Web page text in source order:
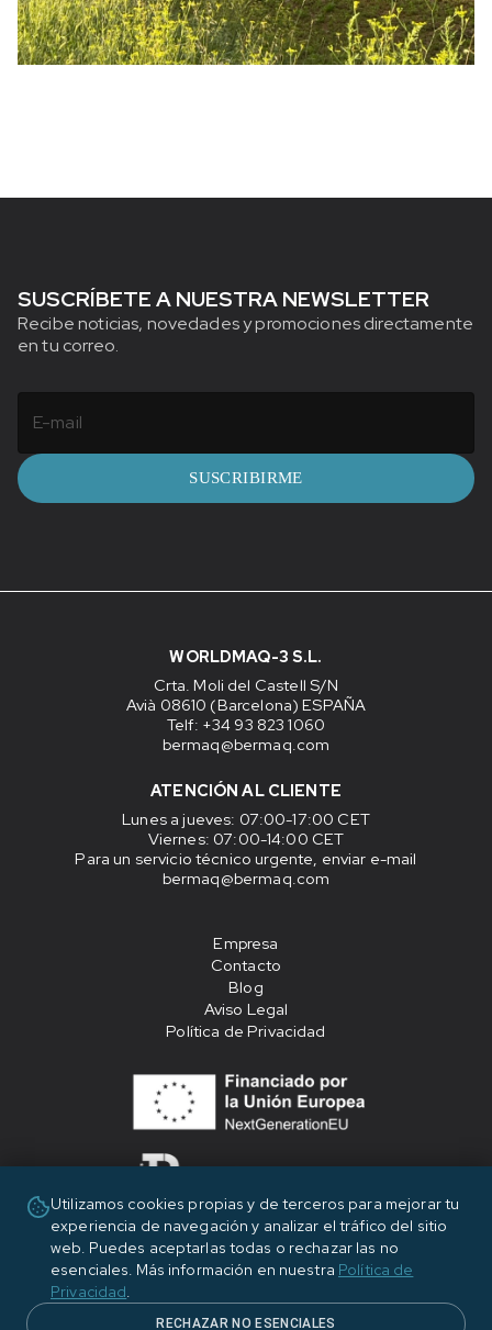
SUSCRÍBETE A NUESTRA NEWSLETTER
Recibe noticias, novedades y promociones directamente
en tu correo.
SUSCRIBIRME
WORLDMAQ-3 S.L.
Crta. Moli del Castell S/N
Avià 08610 (Barcelona) ESPAÑA
Telf: +34 93 823 1060
bermaq@bermaq.com
ATENCIÓN AL CLIENTE
Lunes a jueves: 07:00-17:00 CET
Viernes: 07:00-14:00 CET
Para un servicio técnico urgente, enviar e-mail
bermaq@bermaq.com
Empresa
Contacto
Blog
Aviso Legal
Política de Privacidad
«Financiado por la Unión Europea - NextGenerationEU»
Utilizamos cookies propias y de terceros para mejorar tu
experiencia de navegación y analizar el tráfico del sitio
web. Puedes aceptarlas todas o rechazar las no
esenciales. Más información en nuestra Política de
Privacidad.
RECHAZAR NO ESENCIALES